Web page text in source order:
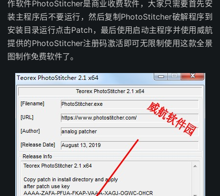
作软件PhotoStitcher是商业收费软件，大家只需要首先安
装主程序后不要运行，然后复制PhotoStitcher破解程序到
安装目录运行点击Patch，最后使用启动主程序并使用威航
提供的PhotoStitcher注册码激活即可无限制使用这款全景
图制作免费软件了。